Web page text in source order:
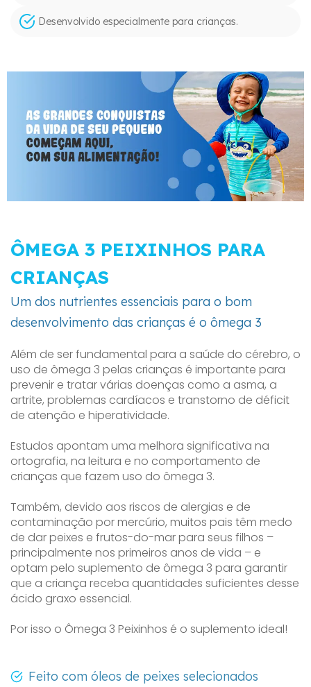
Desenvolvido especialmente para crianças.
ÔMEGA 3 PEIXINHOS PARA
CRIANÇAS
Um dos nutrientes essenciais para o bom
desenvolvimento das crianças é o ômega 3
Além de ser fundamental para a saúde do cérebro, o
uso de ômega 3 pelas crianças é importante para
prevenir e tratar várias doenças como a asma, a
artrite, problemas cardíacos e transtorno de déficit
de atenção e hiperatividade.
Estudos apontam uma melhora significativa na
ortografia, na leitura e no comportamento de
crianças que fazem uso do ômega 3.
Também, devido aos riscos de alergias e de
contaminação por mercúrio, muitos pais têm medo
de dar peixes e frutos-do-mar para seus filhos –
principalmente nos primeiros anos de vida – e
optam pelo suplemento de ômega 3 para garantir
que a criança receba quantidades suficientes desse
ácido graxo essencial.
Por isso o Ômega 3 Peixinhos é o suplemento ideal!
Feito com óleos de peixes selecionados